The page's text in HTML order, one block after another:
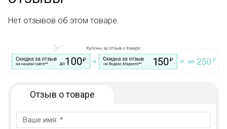
Нет отзывов об этом товаре.
Отзыв о товаре